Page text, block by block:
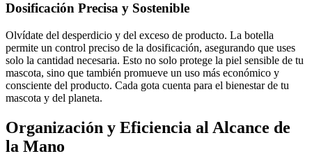
Dosificación Precisa y Sostenible
Olvídate del desperdicio y del exceso de producto. La botella
permite un control preciso de la dosificación, asegurando que uses
solo la cantidad necesaria. Esto no solo protege la piel sensible de tu
mascota, sino que también promueve un uso más económico y
consciente del producto. Cada gota cuenta para el bienestar de tu
mascota y del planeta.
Organización y Eficiencia al Alcance de
la Mano